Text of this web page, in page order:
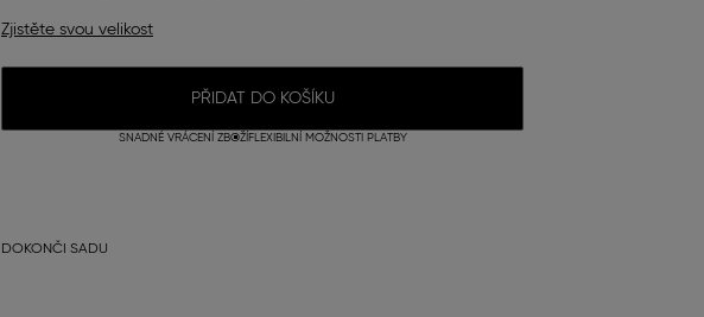
Zjistěte svou velikost
PŘIDAT DO KOŠÍKU
SNADNÉ VRÁCENÍ ZBOŽÍ FLEXIBILNÍ MOŽNOSTI PLATBY
DOKONČI SADU